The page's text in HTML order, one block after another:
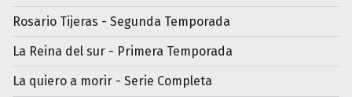
Rosario Tijeras - Segunda Temporada
La Reina del sur - Primera Temporada
La quiero a morir - Serie Completa